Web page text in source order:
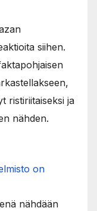
siihen.
ristiriitaiseksi ja
nähden.
on
nähdään